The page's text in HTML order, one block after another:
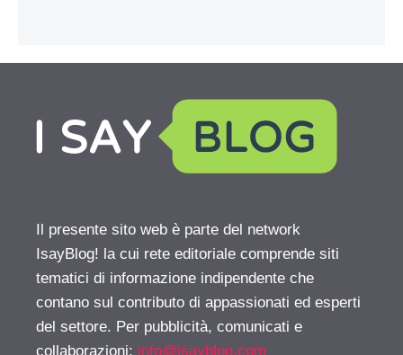
Il presente sito web è parte del network
IsayBlog! la cui rete editoriale comprende siti
tematici di informazione indipendente che
contano sul contributo di appassionati ed esperti
del settore. Per pubblicità, comunicati e
collaborazioni: info@isayblog.com